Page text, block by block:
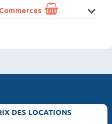
DES LOCATIONS